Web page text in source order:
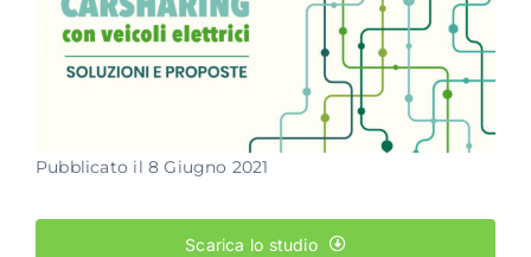
Utilità
Comunicati Stampa
Academy
Pubblicato il 8 Giugno 2021
Scarica lo studio